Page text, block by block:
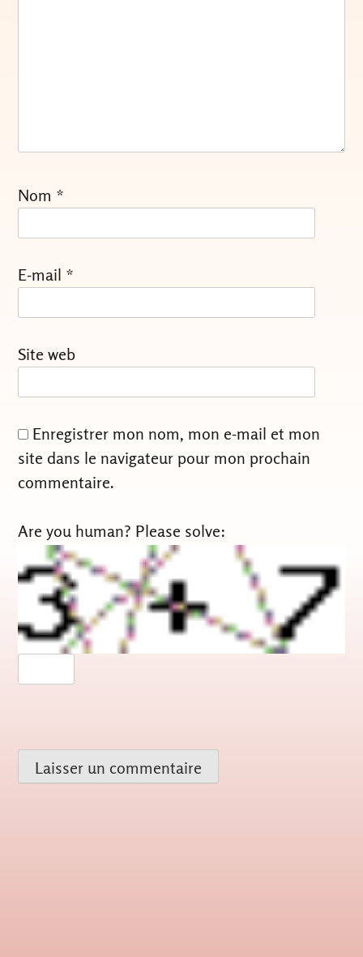
Nom *
E-mail *
Site web
Enregistrer mon nom, mon e-mail et mon
site dans le navigateur pour mon prochain
commentaire.
Are you human? Please solve: